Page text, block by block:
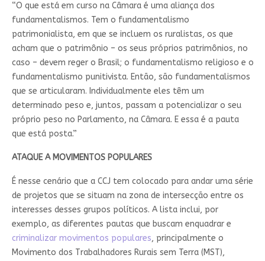
“O que está em curso na Câmara é uma aliança dos
fundamentalismos. Tem o fundamentalismo
patrimonialista, em que se incluem os ruralistas, os que
acham que o patrimônio – os seus próprios patrimônios, no
caso – devem reger o Brasil; o fundamentalismo religioso e o
fundamentalismo punitivista. Então, são fundamentalismos
que se articularam. Individualmente eles têm um
determinado peso e, juntos, passam a potencializar o seu
próprio peso no Parlamento, na Câmara. E essa é a pauta
que está posta.”
ATAQUE A MOVIMENTOS POPULARES
É nesse cenário que a CCJ tem colocado para andar uma série
de projetos que se situam na zona de intersecção entre os
interesses desses grupos políticos. A lista inclui, por
exemplo, as diferentes pautas que buscam enquadrar e
criminalizar movimentos populares, principalmente o
Movimento dos Trabalhadores Rurais sem Terra (MST),